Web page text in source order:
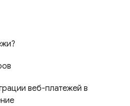
веб-платежей в